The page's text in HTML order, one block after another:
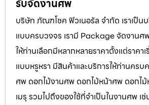
รับจัดงานศพ
บริษัท ภัณฑโชค ฟิวเนอรัล จำกัด เราเป็
แบบครบวงจร เรามี Package จัดงานศ
ให้ท่านเลือกมีหลากหลายราคาตั้งแต่ราคา
แบบหรูหรา มีสินค้าและบริการให้ท่านครบ
ศพ ดอกไม้งานศพ ดอกไม้หน้าศพ ดอกไ
เมรุ รวมไปถึงของใช้ที่จำเป็นในงานศพ